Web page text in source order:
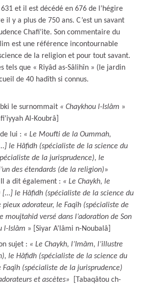
et il est décédé en 676 de l’hégire
Chafi’ite. Son commentaire du
est une référence incontournable
de la religion et pour tout savant.
tels que « Riyâd as-Sâlihîn » (le jardin
de 40 hadîth si connus.
le surnommait « Chaykhou l-Islâm »
Al-Koubrâ]
lui : « Le Moufti de la Oummah,
le Hâfidh (spécialiste de la science du
de la jurisprudence), le
des étendards (de la religion)»
a dit également : « Le Chaykh, le
[…] le Hâfidh (spécialiste de la science du
pieux adorateur, le Faqîh (spécialiste de
moujtahid versé dans l’adoration de Son
l-Islâm » [Siyar A’lâmi n-Noubalâ]
sujet : « Le Chaykh, l’Imâm, l’illustre
le Hâfidh (spécialiste de la science du
Faqîh (spécialiste de la jurisprudence)
et ascètes»
[Tabaqâtou ch-